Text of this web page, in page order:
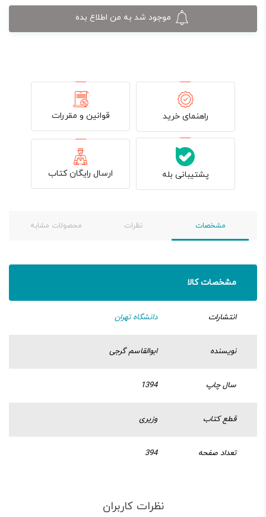
موجود شد به من اطلاع بده
راهنمای خرید قوانین و مقررات
پشتیبانی بله ارسال رایگان کتاب
مشخصات نظرات محصولات مشابه
مشخصات کالا
انتشارات دانشگاه تهران
نویسنده ابوالقاسم گرجی
سال چاپ 1394
قطع کتاب وزیری
تعداد صفحه 394
نظرات کاربران